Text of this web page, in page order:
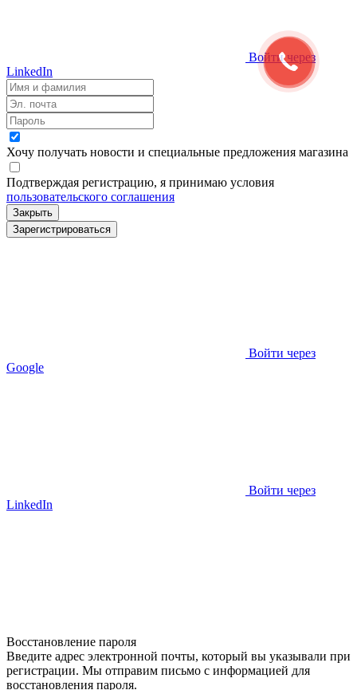
Войти через
LinkedIn
Хочу получать новости и специальные предложения магазина
Подтверждая регистрацию, я принимаю условия
пользовательского соглашения
Закрыть
Зарегистрироваться
Войти через
Google
Войти через
LinkedIn
Восстановление пароля
Введите адрес электронной почты, который вы указывали при
регистрации. Мы отправим письмо с информацией для
восстановления пароля.